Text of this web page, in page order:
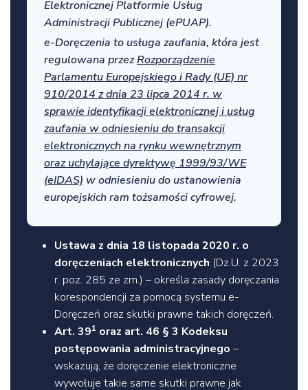
Elektronicznej Platformie Usług
Administracji Publicznej (ePUAP).
e-Doręczenia to usługa zaufania, która jest
regulowana przezRozporządzenie
Parlamentu Europejskiego i Rady (UE) nr
910/2014 z dnia 23 lipca 2014 r. w
sprawie identyfikacji elektronicznej i usług
zaufania w odniesieniu do transakcji
elektronicznych na rynku wewnętrznym
oraz uchylające dyrektywę 1999/93/WE
(eIDAS) w odniesieniu do ustanowienia
europejskich ram tożsamości cyfrowej.
Ustawa z dnia 18 listopada 2020 r. o
doręczeniach elektronicznych (Dz.U. z 2023
r. poz. 285 ze zm.) – określa zasady doręczania
korespondencji za pomocą systemu e-
Doręczeń oraz skutki prawne takich doręczeń.
Art. 391 oraz art. 46 § 3 Kodeksu
postępowania administracyjnego –
wskazują, że doręczenie elektroniczne
wywołuje takie same skutki prawne jak